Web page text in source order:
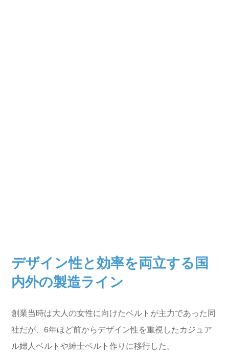
デザイン性と効率を両立する国
内外の製造ライン
創業当時は大人の女性に向けたベルトが主力であった同
社だが、6年ほど前からデザイン性を重視したカジュア
ル婦人ベルトや紳士ベルト作りに移行した。